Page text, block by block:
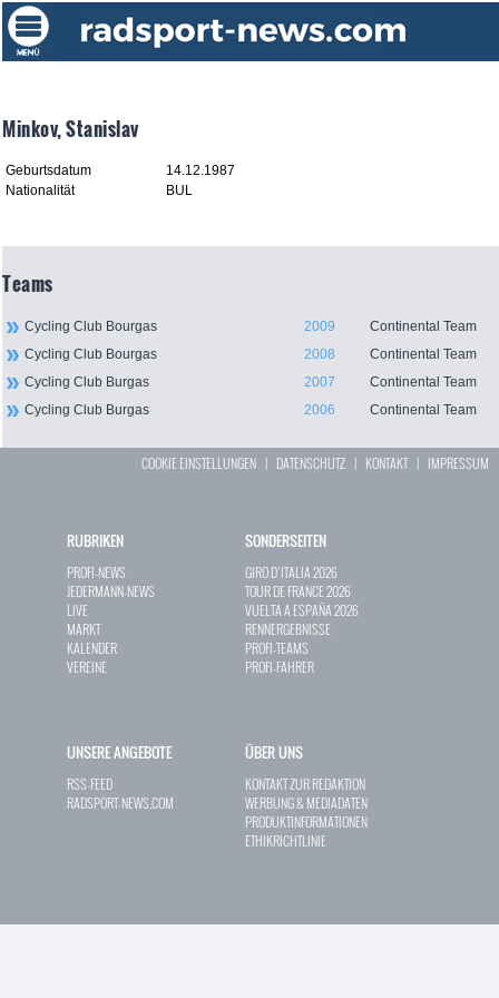
Minkov, Stanislav
Geburtsdatum
14.12.1987
Nationalität
BUL
Teams
Cycling Club Bourgas 2009
Continental Team
Cycling Club Bourgas
2008
Continental Team
Cycling Club Burgas
2007
Continental Team
Cycling Club Burgas
2006 Continental Team
COOKIE EINSTELLUNGEN | DATENSCHUTZ | KONTAKT| IMPRESSUM
RUBRIKEN
PROFI-NEWS
JEDERMANN-NEWS
LIVE
MARKT
KALENDER
VEREINE
SONDERSEITEN
GIRO D`ITALIA 2026
TOUR DE FRANCE 2026
VUELTA A ESPAÑA 2026
RENNERGEBNISSE
PROFI-TEAMS
PROFI-FAHRER
UNSERE ANGEBOTE
RSS-FEED
RADSPORT-NEWS.COM
ÜBER UNS
KONTAKT ZUR REDAKTION
WERBUNG & MEDIADATEN
PRODUKTINFORMATIONEN
ETHIKRICHTLINIE